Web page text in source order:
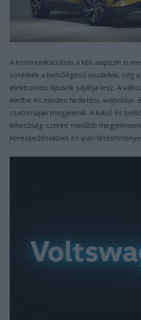
A kommunikációban a kék alapszín is
sötétkék a belsőégésű modellek, míg
elektromos típusok sajátja lesz. A
életbe és minden hirdetési, weboldal-
csatornáján megjelenik. A külső és
lehetőség szerint mielőbb
kereskedésekben és ipari